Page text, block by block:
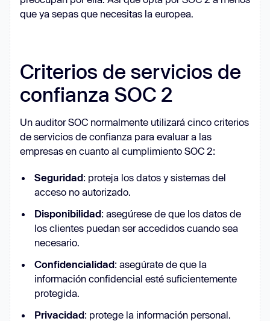
que ya sepas que necesitas la europea.
Criterios de servicios de
confianza SOC 2
Un auditor SOC normalmente utilizará cinco criterios
de servicios de confianza para evaluar a las
empresas en cuanto al cumplimiento SOC 2:
Seguridad: proteja los datos y sistemas del
acceso no autorizado.
Disponibilidad: asegúrese de que los datos de
los clientes puedan ser accedidos cuando sea
necesario.
Confidencialidad: asegúrate de que la
información confidencial esté suficientemente
protegida.
Privacidad: protege la información personal.